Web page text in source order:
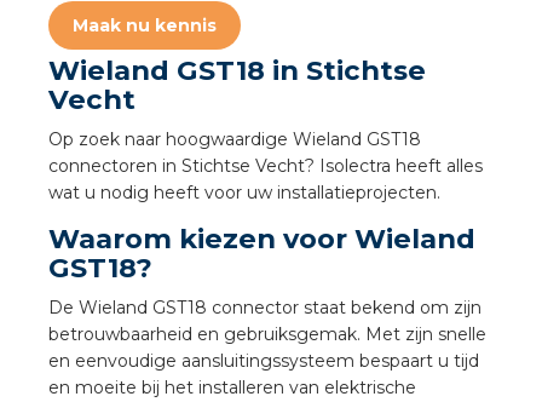
Maak nu kennis
Wieland GST18 in Stichtse
Vecht
Op zoek naar hoogwaardige Wieland GST18
connectoren in Stichtse Vecht? Isolectra heeft alles
wat u nodig heeft voor uw installatieprojecten.
Waarom kiezen voor Wieland
GST18?
De Wieland GST18 connector staat bekend om zijn
betrouwbaarheid en gebruiksgemak. Met zijn snelle
en eenvoudige aansluitingssysteem bespaart u tijd
en moeite bij het installeren van elektrische
installeren
installeren
installeren in beton
installeren in de tuinbouw
stekerbare vlakkabel